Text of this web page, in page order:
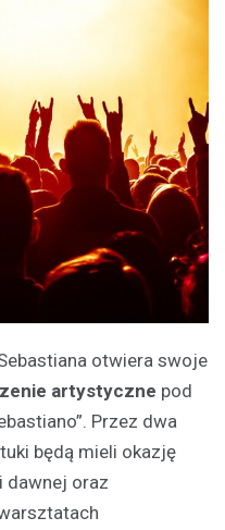
otwiera swoje
artystyczne pod
Przez dwa
będą mieli okazję
dawnej oraz